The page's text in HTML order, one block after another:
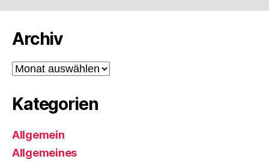
Archiv
Archiv
Kategorien
Allgemein
Allgemeines